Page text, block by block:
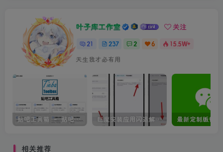
叶子库工作室 关注
21 237 2 6
15.5W+
天生我才必有用
贴吧工具箱 – 贴吧数据查询工具 巨魔安装应用闪退解决方法
相关推荐